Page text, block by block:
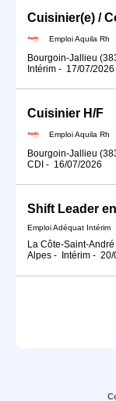
Cuisinier(e) /
Emploi Aquila Rh
Bourgoin-Jallieu
Intérim - 17/07/2026
Cuisinier H/F
Emploi Aquila Rh
Bourgoin-Jallieu
CDI - 16/07/2026
Shift Leader
Emploi Adéquat Intérim
La Côte-Saint-
Alpes - Intérim - 20/